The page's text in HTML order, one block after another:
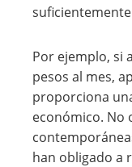
Por ejemplo, si
pesos al mes,
proporciona
económico. No
han obligado a